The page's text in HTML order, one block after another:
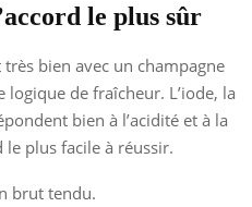
le plus sûr
bien avec un champagne
logique de fraîcheur. L’iode, la
bien à l’acidité et à la
le plus facile à réussir.
brut tendu.